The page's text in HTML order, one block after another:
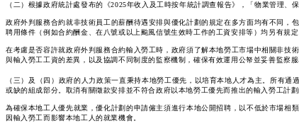
（二）根據政府統計處發布的《2025年收入及工時按年統計調查報告》，「物業管理
政府外判服務合約就非技術員工的薪酬待遇安排與優化計劃的規定在多方面均有不同
聘用條件（例如合約酬金、在八號或以上颱風信號生效時工作的工資安排等）均另有規定
在考慮是否容許就政府外判服務合約輸入勞工時，政府須了解本地勞工市場中相關非技
與輸入勞工工資的差異，以及協調不同制度的監察機制，確保有效運用公帑並妥善監察服
（三）及（四）政府的人力政策一直秉持本地勞工優先，以培育本地人才為主。所有
或缺的組成部分。取消有關徵款安排並不符合政府以本地勞工優先而推出的輸入勞工計劃
為確保本地工人優先就業，優化計劃的申請僱主須進行本地公開招聘，以不低於市場
因輸入勞工而影響本地工人的就業機會。